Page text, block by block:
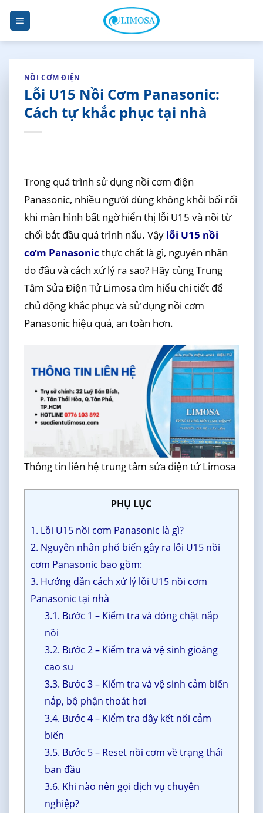
Skip
content
NỒI CƠM ĐIỆN
Lỗi U15 Nồi Cơm Panasonic:
Cách tự khắc phục tại nhà
Trong quá trình sử dụng nồi cơm điện
Panasonic, nhiều người dùng không khỏi bối rối
khi màn hình bất ngờ hiển thị lỗi U15 và nồi từ
chối bắt đầu quá trình nấu. Vậy lỗi U15 nồi
cơm Panasonic thực chất là gì, nguyên nhân
do đâu và cách xử lý ra sao? Hãy cùng Trung
Tâm Sửa Điện Tử Limosa tìm hiểu chi tiết để
chủ động khắc phục và sử dụng nồi cơm
Panasonic hiệu quả, an toàn hơn.
Thông tin liên hệ trung tâm sửa điện tử Limosa
PHỤ LỤC
1. Lỗi U15 nồi cơm Panasonic là gì?
2. Nguyên nhân phổ biến gây ra lỗi U15 nồi
cơm Panasonic bao gồm:
3. Hướng dẫn cách xử lý lỗi U15 nồi cơm
Panasonic tại nhà
3.1. Bước 1 – Kiểm tra và đóng chặt nắp
nồi
3.2. Bước 2 – Kiểm tra và vệ sinh gioăng
cao su
3.3. Bước 3 – Kiểm tra và vệ sinh cảm biến
nắp, bộ phận thoát hơi
3.4. Bước 4 – Kiểm tra dây kết nối cảm
biến
3.5. Bước 5 – Reset nồi cơm về trạng thái
ban đầu
3.6. Khi nào nên gọi dịch vụ chuyên
nghiệp?